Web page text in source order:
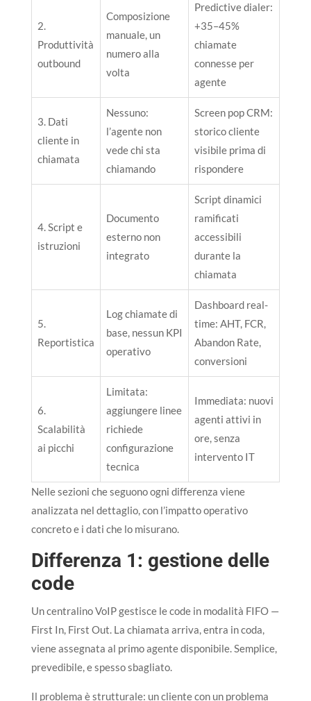
2.
Produttività
outbound
Composizione
manuale, un
numero alla
volta
Predictive dialer:
+35–45%
chiamate
connesse per
agente
3. Dati
cliente in
chiamata
Nessuno:
l’agente non
vede chi sta
chiamando
Screen pop CRM:
storico cliente
visibile prima di
rispondere
4. Script e
istruzioni
Documento
esterno non
integrato
Script dinamici
ramificati
accessibili
durante la
chiamata
5.
Reportistica
Log chiamate di
base, nessun KPI
operativo
Dashboard real-
time: AHT, FCR,
Abandon Rate,
conversioni
6.
Scalabilità
ai picchi
Limitata:
aggiungere linee
richiede
configurazione
tecnica
Immediata: nuovi
agenti attivi in
ore, senza
intervento IT
Nelle sezioni che seguono ogni differenza viene
analizzata nel dettaglio, con l’impatto operativo
concreto e i dati che lo misurano.
Differenza 1: gestione delle
code
Un centralino VoIP gestisce le code in modalità FIFO —
First In, First Out. La chiamata arriva, entra in coda,
viene assegnata al primo agente disponibile. Semplice,
prevedibile, e spesso sbagliato.
Il problema è strutturale: un cliente con un problema